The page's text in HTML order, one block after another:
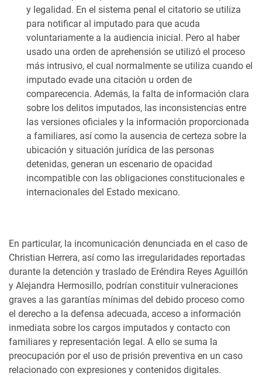
y legalidad. En el sistema penal el citatorio se utiliza
para notificar al imputado para que acuda
voluntariamente a la audiencia inicial. Pero al haber
usado una orden de aprehensión se utilizó el proceso
más intrusivo, el cual normalmente se utiliza cuando el
imputado evade una citación u orden de
comparecencia. Además, la falta de información clara
sobre los delitos imputados, las inconsistencias entre
las versiones oficiales y la información proporcionada
a familiares, así como la ausencia de certeza sobre la
ubicación y situación jurídica de las personas
detenidas, generan un escenario de opacidad
incompatible con las obligaciones constitucionales e
internacionales del Estado mexicano.
En particular, la incomunicación denunciada en el caso de
Christian Herrera, así como las irregularidades reportadas
durante la detención y traslado de Eréndira Reyes Aguillón
y Alejandra Hermosillo, podrían constituir vulneraciones
graves a las garantías mínimas del debido proceso como
el derecho a la defensa adecuada, acceso a información
inmediata sobre los cargos imputados y contacto con
familiares y representación legal. A ello se suma la
preocupación por el uso de prisión preventiva en un caso
relacionado con expresiones y contenidos digitales.